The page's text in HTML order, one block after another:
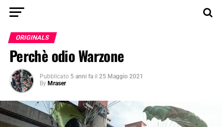
ORIGINALS
Perchè odio Warzone
Pubblicato 5 anni fa il 25 Maggio 2021
By Mraser